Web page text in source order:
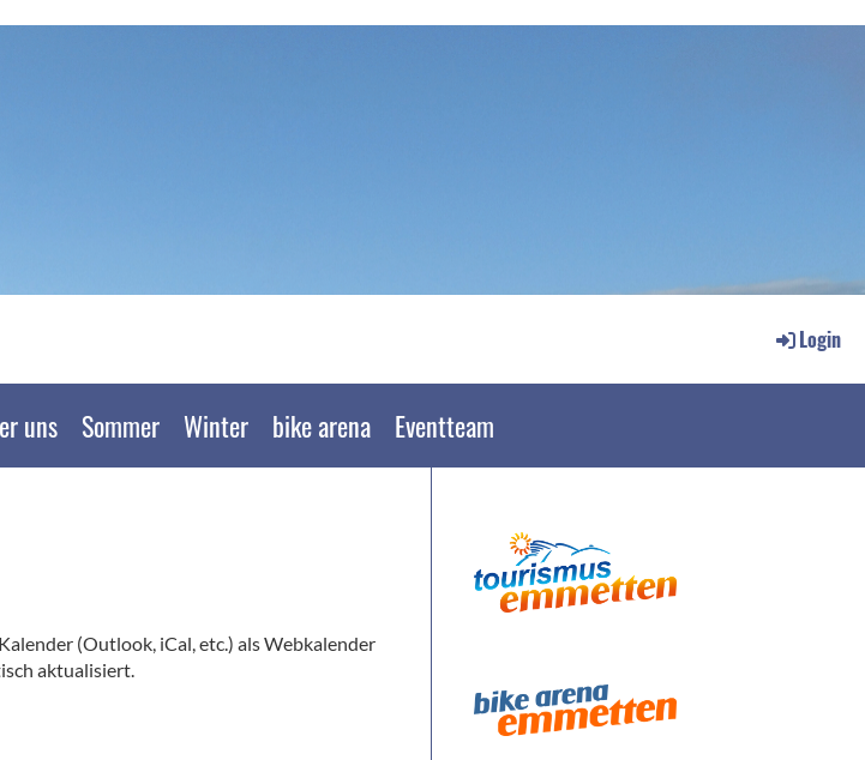
Login
uns Sommer Winter bike arena Eventteam
(Outlook, iCal, etc.) als Webkalender
aktualisiert.